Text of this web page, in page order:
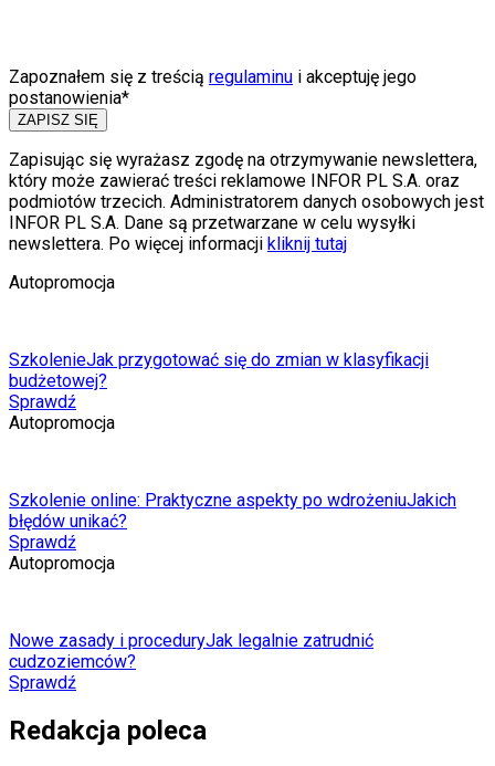
Zapoznałem się z treścią regulaminu i akceptuję jego
postanowienia*
ZAPISZ SIĘ
Zapisując się wyrażasz zgodę na otrzymywanie newslettera,
który może zawierać treści reklamowe INFOR PL S.A. oraz
podmiotów trzecich. Administratorem danych osobowych jest
INFOR PL S.A. Dane są przetwarzane w celu wysyłki
newslettera. Po więcej informacji kliknij tutaj
Autopromocja
SzkolenieJak przygotować się do zmian w klasyfikacji
budżetowej?
Sprawdź
Autopromocja
Szkolenie online: Praktyczne aspekty po wdrożeniuJakich
błędów unikać?
Sprawdź
Autopromocja
Nowe zasady i proceduryJak legalnie zatrudnić
cudzoziemców?
Sprawdź
Redakcja poleca